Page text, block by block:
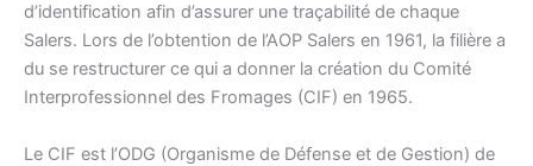
d’identification afin d’assurer une traçabilité de chaque
Salers. Lors de l’obtention de l’AOP Salers en 1961, la filière a
du se restructurer ce qui a donner la création du Comité
Interprofessionnel des Fromages (CIF) en 1965.
Le CIF est l’ODG (Organisme de Défense et de Gestion) de